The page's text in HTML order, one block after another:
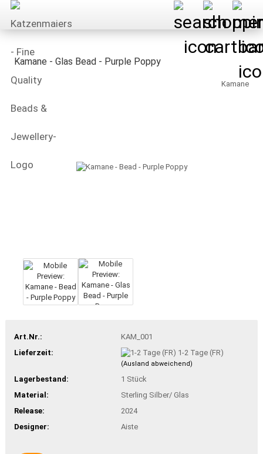
Kamane - Glas Bead - Purple Poppy
Kamane
Art.Nr.:
KAM_001
Lieferzeit:
1-2 Tage (FR)
(Ausland abweichend)
Lagerbestand: 1 Stück
Material:
Sterling Silber/ Glas
Release:
2024
Designer:
Aiste